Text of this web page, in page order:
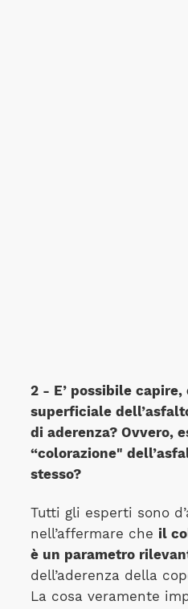
2 - E’ possibile
superficiale
di aderenza? Ovvero,
“colorazione"
stesso?
Tutti gli esperti sono
nell’affermare che il
è un parametro
dell’aderenza della
La cosa veramente